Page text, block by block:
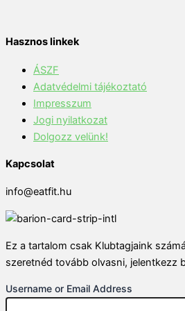
Hasznos linkek
ÁSZF
Adatvédelmi tájékoztató
Impresszum
Jogi nyilatkozat
Dolgozz velünk!
Kapcsolat
info@eatfit.hu
Ez a tartalom csak Klubtagjaink
szeretnéd tovább olvasni, jelentkezz
Username or Email Address